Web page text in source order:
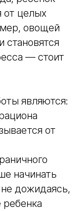
от целых
овощей
— стоит
являются:
от
начинать
не дожидаясь,